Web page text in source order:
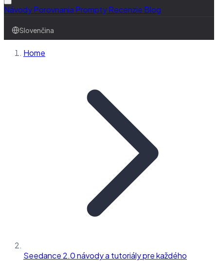
NávodyPorovnania PromptyRecenzie Blog
Slovenčina
Home
Seedance 2.0 návody a tutoriály pre každého